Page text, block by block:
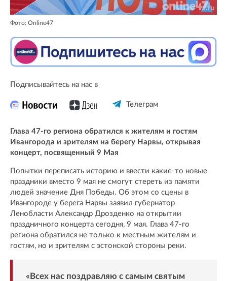
Фото: Online47
Подписывайтесь на нас в
Телеграм
Глава 47-го региона обратился к жителям и гостям
Ивангорода и зрителям на берегу Нарвы, открывая
концерт, посвященный 9 Мая
Попытки переписать историю и ввести какие-то новые
праздники вместо 9 мая не смогут стереть из памяти
людей значение Дня Победы. Об этом со сцены в
Ивангороде у берега Нарвы заявил губернатор
Ленобласти Александр Дрозденко на открытии
праздничного концерта сегодня, 9 мая. Глава 47-го
региона обратился не только к местным жителям и
гостям, но и зрителям с эстонской стороны реки.
«Всех нас поздравляю с самым святым